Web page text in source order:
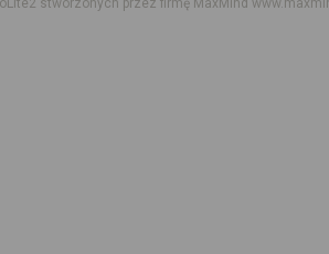
stworzonych przez firmę MaxMind